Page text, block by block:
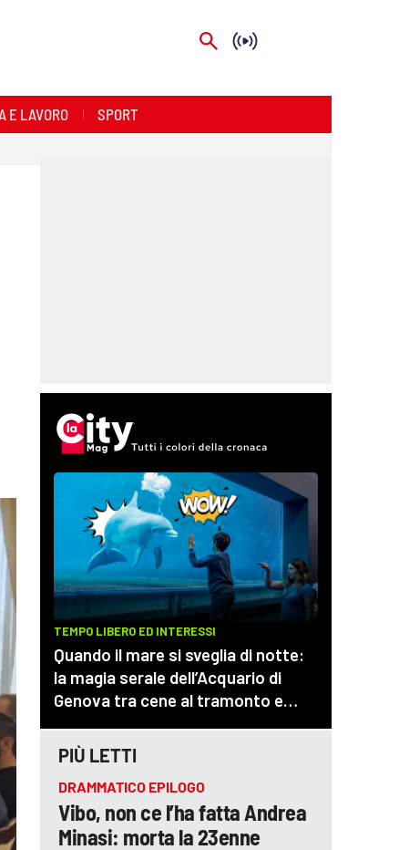
E LAVORO SPORT
PIÙ LETTI
DRAMMATICO EPILOGO
Vibo, non ce l’ha fatta Andrea
Minasi: morta la 23enne